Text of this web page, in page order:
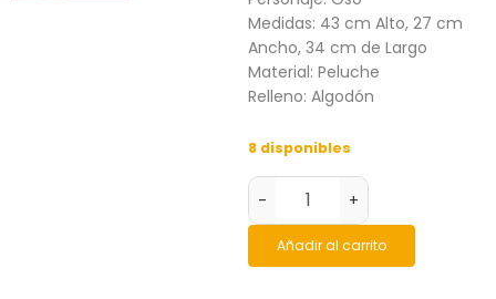
Medidas: 43 cm Alto, 27 cm
Ancho, 34 cm de Largo
Material: Peluche
Relleno: Algodón
8 disponibles
- +
Añadir al carrito